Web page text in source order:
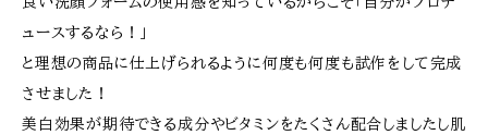
ュースするなら！」
と理想の商品に仕上げられるように何度も何度も試作をして完成
させました！
美白効果が期待できる成分やビタミンをたくさん配合しましたし肌